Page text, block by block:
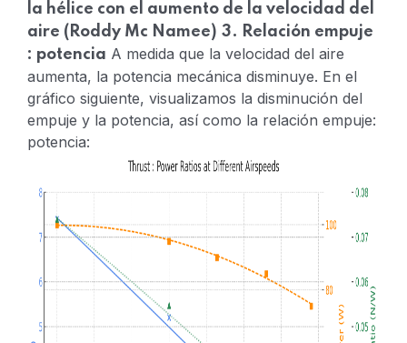
la hélice con el aumento de la velocidad del
aire (Roddy Mc Namee) 3. Relación empuje
: potencia A medida que la velocidad del aire
aumenta, la potencia mecánica disminuye. En el
gráfico siguiente, visualizamos la disminución del
empuje y la potencia, así como la relación empuje:
potencia: